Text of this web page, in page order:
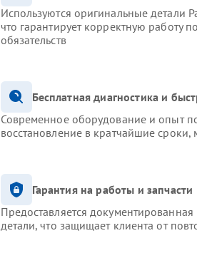
Используются оригинальные
что гарантирует корректную работу
обязательств
Бесплатная диагностика и
Современное оборудование и опыт
восстановление в кратчайшие
Гарантия на работы и запчасти
Предоставляется
детали, что защищает клиента от